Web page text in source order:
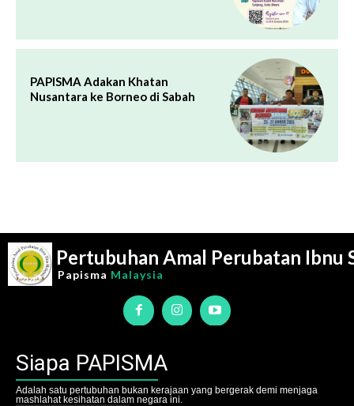
PAPISMA Adakan Khatan
Nusantara ke Borneo di Sabah
Pertubuhan Amal Perubatan Ibnu
Papisma Malaysia
Siapa PAPISMA
Adalah satu pertubuhan bukan kerajaan yang bergerak demi menjaga
mashlahat kesihatan dalam negara ini.